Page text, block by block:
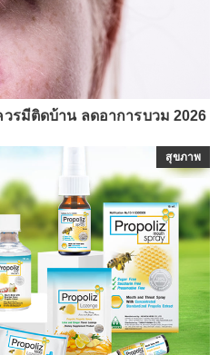
รมีติดบ้าน ลดอาการบวม 2026
สุขภาพ